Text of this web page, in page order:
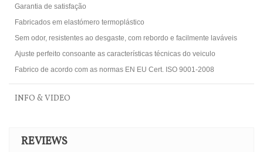
Garantia de satisfação
Fabricados em elastómero termoplástico
Sem odor, resistentes ao desgaste, com rebordo e facilmente laváveis
Ajuste perfeito consoante as características técnicas do veiculo
Fabrico de acordo com as normas EN EU Cert. ISO 9001-2008
INFO & VIDEO
REVIEWS